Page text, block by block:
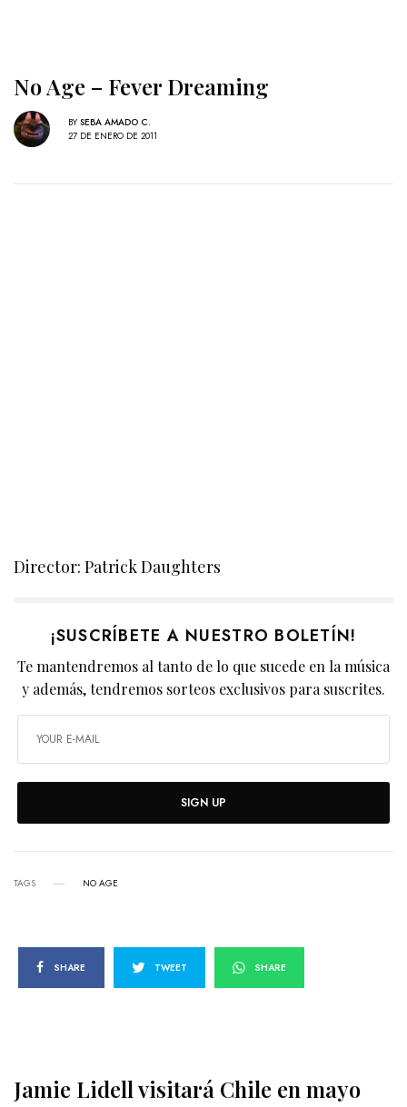
No Age – Fever Dreaming
BY SEBA AMADO C.
27 DE ENERO DE 2011
Director: Patrick Daughters
¡SUSCRÍBETE A NUESTRO BOLETÍN!
Te mantendremos al tanto de lo que sucede en la música
y además, tendremos sorteos exclusivos para suscrites.
SIGN UP
TAGS NO AGE
SHARE TWEET SHARE
Jamie Lidell visitará Chile en mayo